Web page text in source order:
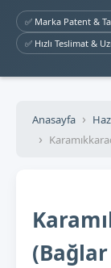
✅ Marka Patent &
✅ Hızlı Teslimat &
Anasayfa